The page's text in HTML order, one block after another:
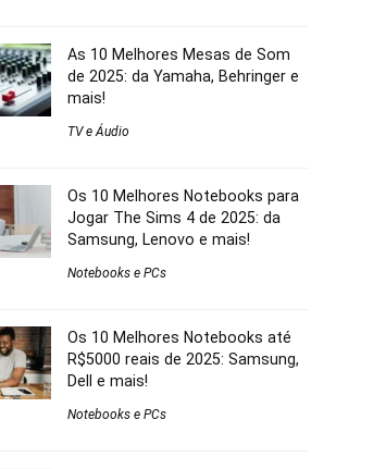
As 10 Melhores Mesas de Som
de 2025: da Yamaha, Behringer e
mais!
TV e Áudio
Os 10 Melhores Notebooks para
Jogar The Sims 4 de 2025: da
Samsung, Lenovo e mais!
Notebooks e PCs
Os 10 Melhores Notebooks até
R$5000 reais de 2025: Samsung,
Dell e mais!
Notebooks e PCs